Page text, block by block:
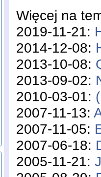
Więcej na
2019-11-21:
2014-12-08:
2013-10-08:
2013-09-02:
2010-03-01:
2007-11-13:
2007-11-05:
2007-06-18:
2005-11-21: